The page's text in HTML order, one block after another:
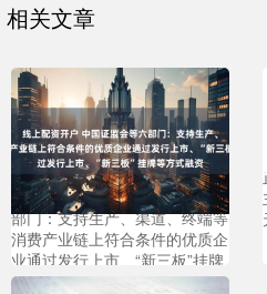
相关文章
线上配资开户 中国证监会等六
部门：支持生产、渠道、终端等
消费产业链上符合条件的优质企
业通过发行上市、“新三板”挂牌
等方式融资